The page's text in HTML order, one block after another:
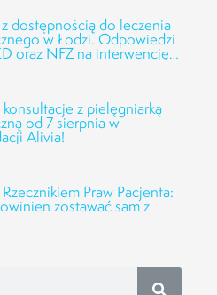
dostępnością do leczenia
w Łodzi. Odpowiedzi
oraz NFZ na interwencję
z pielęgniarką
od 7 sierpnia w
Alivia!
Praw Pacjenta:
zostawać sam z